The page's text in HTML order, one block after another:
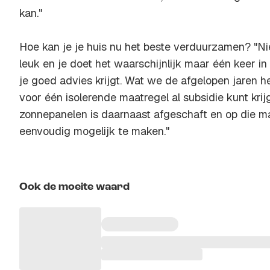
kan."
Hoe kan je je huis nu het beste verduurzamen?
leuk en je doet het waarschijnlijk maar één keer
je goed advies krijgt. Wat we de afgelopen jaren
voor één isolerende maatregel al subsidie kunt
zonnepanelen is daarnaast afgeschaft en op die
eenvoudig mogelijk te maken."
Ook de moeite waard